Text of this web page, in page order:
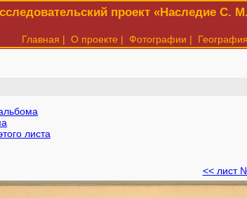
проект «Наследие С.
Главная | О проекте | Фотографии | География
листа
<< лист